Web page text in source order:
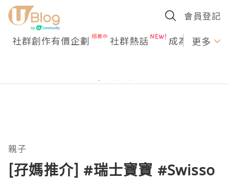
會員登記
社群創作有價企劃 社群熱話 成為U更多
親子
[孖媽推介] #瑞士寶寶 #Swisso